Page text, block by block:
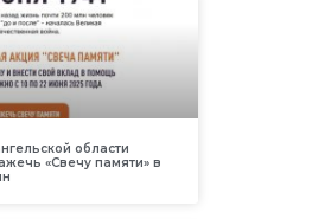
области
«Свечу памяти» в